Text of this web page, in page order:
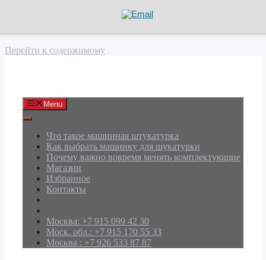
Перейти к содержимому
Menu
Что такое машинная штукатурка
Как выбрать машинку для шукатурки
Почему важно вовремя менять комплектующие
Магазин
Избранное
Контакты
Москва: +7 915 099 42 30
Моск. обл.: +7 915 170 55 33
Москва : +7 926 533 87 87